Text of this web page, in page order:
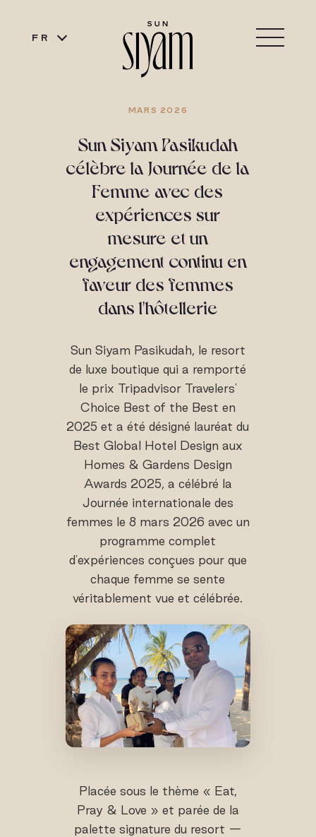
FR
MARS 2026
Sun Siyam Pasikudah
célèbre la Journée de la
Femme avec des
expériences sur
mesure et un
engagement continu en
faveur des femmes
dans l'hôtellerie
Sun Siyam Pasikudah, le resort
de luxe boutique qui a remporté
le prix Tripadvisor Travelers'
Choice Best of the Best en
2025 et a été désigné lauréat du
Best Global Hotel Design aux
Homes & Gardens Design
Awards 2025, a célébré la
Journée internationale des
femmes le 8 mars 2026 avec un
programme complet
d'expériences conçues pour que
chaque femme se sente
véritablement vue et célébrée.
Placée sous le thème « Eat,
Pray & Love » et parée de la
palette signature du resort —